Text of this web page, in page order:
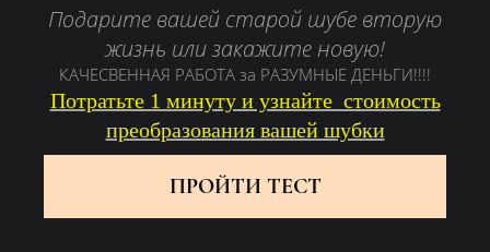
Подарите вашей старой шубе вторую
жизнь или закажите новую!
КАЧЕСВЕННАЯ РАБОТА за РАЗУМНЫЕ ДЕНЬГИ!!!!
Потратьте 1 минуту и узнайте стоимость
преобразования вашей шубки
ПРОЙТИ ТЕСТ